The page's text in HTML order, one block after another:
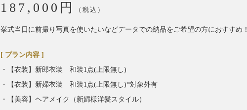
187,000円 （税込）
挙式当日に前撮り写真を使いたいなどデータでの納品をご希望の方におすすめ！
[ プラン内容 ]
・【衣装】新郎衣装 和装1点(上限無し)
・【衣装】新婦衣装 和装1点(上限無し)*対象外有
・【美容】ヘアメイク（新婦様洋髪スタイル）